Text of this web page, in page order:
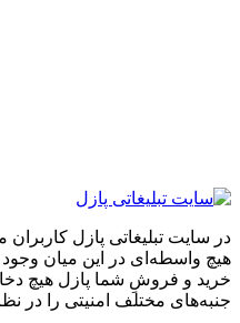
تبلیغاتی پازل کاربران
در این میان وجود
و فروشِ شما پازل هیچ دخالتی
مختلف امنیتی را در نظر